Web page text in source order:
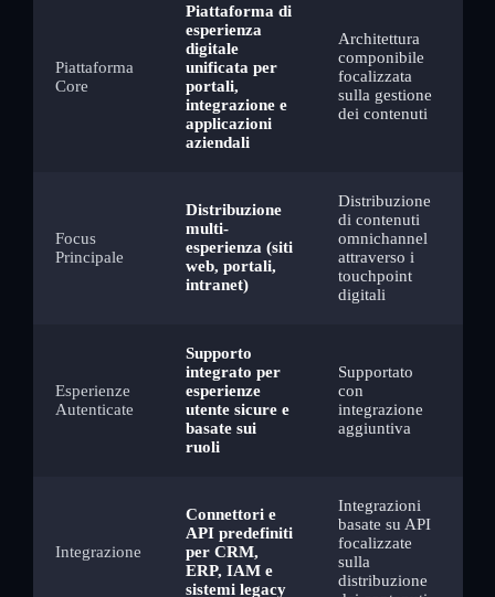
Piattaforma
Core
Piattaforma di
esperienza
digitale
unificata per
portali,
integrazione e
applicazioni
aziendali
Architettura
componibile
focalizzata
sulla gestione
dei contenuti
Focus
Principale
Distribuzione
multi-
esperienza (siti
web, portali,
intranet)
Distribuzione
di contenuti
omnichannel
attraverso i
touchpoint
digitali
Esperienze
Autenticate
Supporto
integrato per
esperienze
utente sicure e
basate sui
ruoli
Supportato
con
integrazione
aggiuntiva
Integrazione
Connettori e
API predefiniti
per CRM,
ERP, IAM e
sistemi legacy
Integrazioni
basate su API
focalizzate
sulla
distribuzione